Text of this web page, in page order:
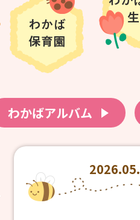
わかばアルバム